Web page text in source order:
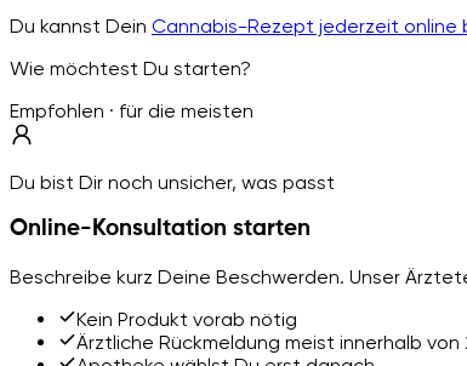
Du kannst Dein Cannabis-Rezept jederzeit online
Wie möchtest Du starten?
Empfohlen · für die meisten
Du bist Dir noch unsicher, was passt
Online-Konsultation starten
Beschreibe kurz Deine Beschwerden. Unser
Kein Produkt vorab nötig
Ärztliche Rückmeldung meist innerhalb von